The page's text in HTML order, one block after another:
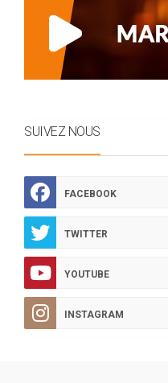
SUIVEZ NOUS
FACEBOOK
TWITTER
YOUTUBE
INSTAGRAM